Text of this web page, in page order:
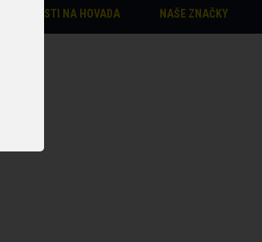
PASTI NA HOVADA NAŠE ZNAČKY